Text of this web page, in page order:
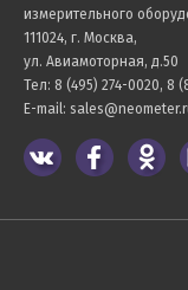
измерительного
111024, г. Москва,
ул. Авиамоторная, д.50
Тел: 8 (495) 274-0020, 8
E-mail: